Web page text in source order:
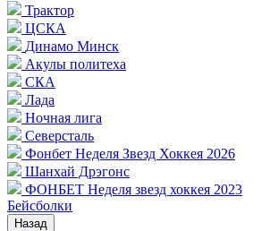
Трактор
ЦСКА
Динамо Минск
Акулы политеха
СКА
Лада
Ночная лига
Северсталь
Фонбет Неделя Звезд Хоккея 2026
Шанхай Дрэгонс
ФОНБЕТ Неделя звезд хоккея 2023
Бейсболки
Назад